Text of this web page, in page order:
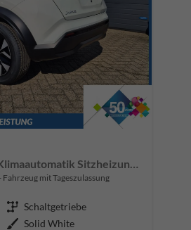
1.0 DIG-T 114PS Acenta Klimaautomatik Sitzheizung Rückf.Kamera Bluetooth Touchscreen wireless Apple CarPlay Android Auto
Fahrzeug mit Tageszulassung
Getriebe Schaltgetriebe
Außenfarbe Solid White